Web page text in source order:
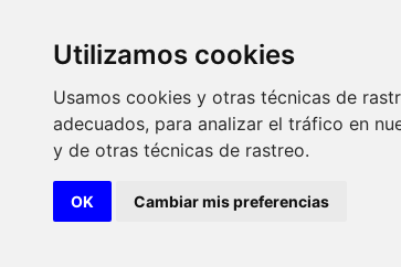
Utilizamos cookies
Usamos cookies y otras técnicas de
adecuados, para analizar el tráfico en
y de otras técnicas de rastreo.
OK Cambiar mis preferencias